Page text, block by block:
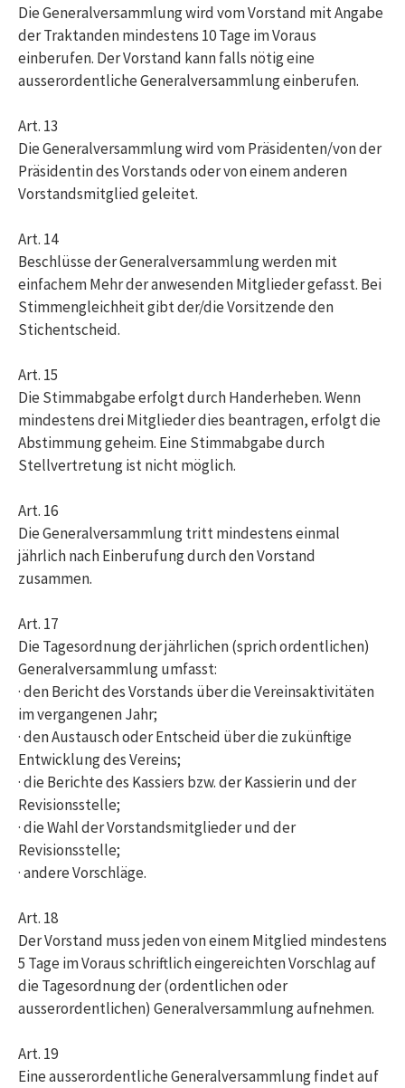
Die Generalversammlung wird vom Vorstand mit Angabe
der Traktanden mindestens 10 Tage im Voraus
einberufen. Der Vorstand kann falls nötig eine
ausserordentliche Generalversammlung einberufen.
Art. 13
Die Generalversammlung wird vom Präsidenten/von der
Präsidentin des Vorstands oder von einem anderen
Vorstandsmitglied geleitet.
Art. 14
Beschlüsse der Generalversammlung werden mit
einfachem Mehr der anwesenden Mitglieder gefasst. Bei
Stimmengleichheit gibt der/die Vorsitzende den
Stichentscheid.
Art. 15
Die Stimmabgabe erfolgt durch Handerheben. Wenn
mindestens drei Mitglieder dies beantragen, erfolgt die
Abstimmung geheim. Eine Stimmabgabe durch
Stellvertretung ist nicht möglich.
Art. 16
Die Generalversammlung tritt mindestens einmal
jährlich nach Einberufung durch den Vorstand
zusammen.
Art. 17
Die Tagesordnung der jährlichen (sprich ordentlichen)
Generalversammlung umfasst:
· den Bericht des Vorstands über die Vereinsaktivitäten
im vergangenen Jahr;
· den Austausch oder Entscheid über die zukünftige
Entwicklung des Vereins;
· die Berichte des Kassiers bzw. der Kassierin und der
Revisionsstelle;
· die Wahl der Vorstandsmitglieder und der
Revisionsstelle;
· andere Vorschläge.
Art. 18
Der Vorstand muss jeden von einem Mitglied mindestens
5 Tage im Voraus schriftlich eingereichten Vorschlag auf
die Tagesordnung der (ordentlichen oder
ausserordentlichen) Generalversammlung aufnehmen.
Art. 19
Eine ausserordentliche Generalversammlung findet auf